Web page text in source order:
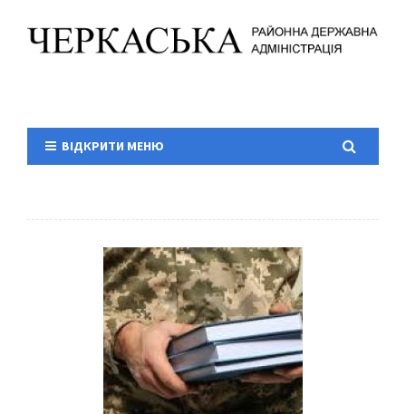
ВІДКРИТИ МЕНЮ